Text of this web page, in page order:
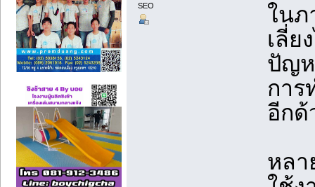
SEO
ในภ
เลี่ย
ปัญห
การ
อีกด้
หลา